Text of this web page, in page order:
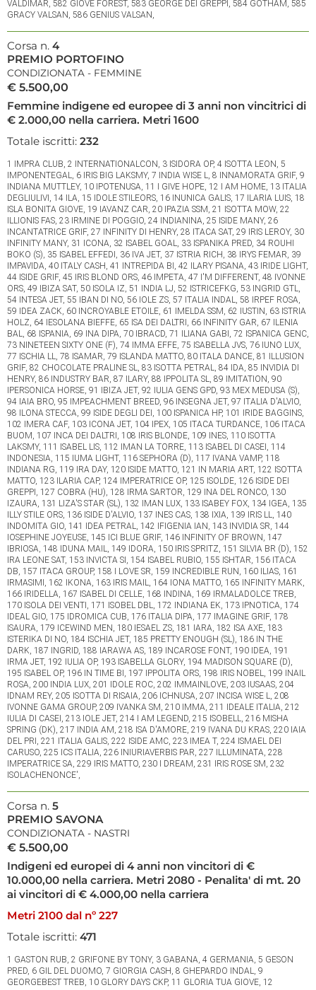
Corsa n. 4
PREMIO PORTOFINO
CONDIZIONATA - FEMMINE
€ 5.500,00
Femmine indigene ed europee di 3 anni non vincitrici di
€ 2.000,00 nella carriera. Metri 1600
Totale iscritti: 232
1 IMPRA CLUB, 2 INTERNATIONALCON, 3 ISIDORA OP, 4 ISOTTA LEON, 5
IMPONENTEGAL, 6 IRIS BIG LAKSMY, 7 INDIA WISE L, 8 INNAMORATA GRIF, 9
INDIANA MUTTLEY, 10 IPOTENUSA, 11 I GIVE HOPE, 12 I AM HOME, 13 ITALIA
DEGLIULIVI, 14 ILA, 15 IDOLE STILEORS, 16 INUNICA GALIS, 17 ILARIA LUIS, 18
ISLA BONITA GIOVE, 19 IAVANZ CAR, 20 IPAZIA SSM, 21 ISOTTA MOW, 22
ILLIONIS FAS, 23 IRMINE DI POGGIO, 24 INDIANINA, 25 ISIDE MANY, 26
INCANTATRICE GRIF, 27 INFINITY DI HENRY, 28 ITACA SAT, 29 IRIS LEROY, 30
INFINITY MANY, 31 ICONA, 32 ISABEL GOAL, 33 ISPANIKA PRED, 34 ROUHI
BOKO (S), 35 ISABEL EFFEDI, 36 IVA JET, 37 ISTRIA RICH, 38 IRYS FEMAR, 39
IMPAVIDA, 40 ITALY CASH, 41 INTREPIDA BI, 42 ILARY PISANA, 43 IRIDE LIGHT,
44 ISIDE GRIF, 45 IRIS BLOND ORS, 46 IMPETA, 47 I'M DIFFERENT, 48 IVONNE
ORS, 49 IBIZA SAT, 50 ISOLA IZ, 51 INDIA LJ, 52 ISTRICEFKG, 53 INGRID GTL,
54 INTESA JET, 55 IBAN DI NO, 56 IOLE ZS, 57 ITALIA INDAL, 58 IRPEF ROSA,
59 IDEA ZACK, 60 INCROYABLE ETOILE, 61 IMELDA SSM, 62 IUSTIN, 63 ISTRIA
HOLZ, 64 IESOLANA BIEFFE, 65 ISA DEI DALTRI, 66 INFINITY GAR, 67 ILENIA
BAL, 68 ISPANIA, 69 INA DIPA, 70 IBRACD, 71 ILIANA GABI, 72 ISPANICA GENC,
73 NINETEEN SIXTY ONE (F), 74 IMMA EFFE, 75 ISABELLA JVS, 76 IUNO LUX,
77 ISCHIA LL, 78 ISAMAR, 79 ISLANDA MATTO, 80 ITALA DANCE, 81 ILLUSION
GRIF, 82 CHOCOLATE PRALINE SL, 83 ISOTTA PETRAL, 84 IDA, 85 INVIDIA DI
HENRY, 86 INDUSTRY BAR, 87 ILARY, 88 IPPOLITA SL, 89 IMITATION, 90
IPERSONICA HORSE, 91 IBIZA JET, 92 IULIA GENS GPD, 93 MEX MEDUSA (S),
94 IAIA BRO, 95 IMPEACHMENT BREED, 96 INSEGNA JET, 97 ITALIA D'ALVIO,
98 ILONA STECCA, 99 ISIDE DEGLI DEI, 100 ISPANICA HP, 101 IRIDE BAGGINS,
102 IMERA CAF, 103 ICONA JET, 104 IPEX, 105 ITACA TURDANCE, 106 ITACA
BUOM, 107 INCA DEI DALTRI, 108 IRIS BLONDE, 109 INES, 110 ISOTTA
LAKSMY, 111 ISABEL LIS, 112 IMAN LA TORRE, 113 ISABEL DI CASEI, 114
INDONESIA, 115 IUMA LIGHT, 116 SEPHORA (D), 117 IVANA VAMP, 118
INDIANA RG, 119 IRA DAY, 120 ISIDE MATTO, 121 IN MARIA ART, 122 ISOTTA
MATTO, 123 ILARIA CAP, 124 IMPERATRICE OP, 125 ISOLDE, 126 ISIDE DEI
GREPPI, 127 COBRA (HU), 128 IRMA SARTOR, 129 INA DEL RONCO, 130
IZAURA, 131 LIZA'S STAR (SL), 132 IMAN LUX, 133 ISABEY FOX, 134 IGEA, 135
ILLY STILE ORS, 136 ISIDE D'ALVIO, 137 INES CAS, 138 IXIA, 139 IRIS LL, 140
INDOMITA GIO, 141 IDEA PETRAL, 142 IFIGENIA IAN, 143 INVIDIA SR, 144
IOSEPHINE JOYEUSE, 145 ICI BLUE GRIF, 146 INFINITY OF BROWN, 147
IBRIOSA, 148 IDUNA MAIL, 149 IDORA, 150 IRIS SPRITZ, 151 SILVIA BR (D), 152
IRA LEONE SAT, 153 INVICTA SI, 154 ISABEL RUBIO, 155 ISHTAR, 156 ITACA
DB, 157 ITACA GROUP, 158 I LOVE SR, 159 INCREDIBLE RUN, 160 ILIAS, 161
IRMASIMI, 162 IKONA, 163 IRIS MAIL, 164 IONA MATTO, 165 INFINITY MARK,
166 IRIDELLA, 167 ISABEL DI CELLE, 168 INDINA, 169 IRMALADOLCE TREB,
170 ISOLA DEI VENTI, 171 ISOBEL DBL, 172 INDIANA EK, 173 IPNOTICA, 174
IDEAL GIO, 175 IDROMICA CUB, 176 ITALIA DIPA, 177 IMAGINE GRIF, 178
ISAURA, 179 ICEWIND MEN, 180 IESAEL ZS, 181 IARA, 182 ISA AXE, 183
ISTERIKA DI NO, 184 ISCHIA JET, 185 PRETTY ENOUGH (SL), 186 IN THE
DARK, 187 INGRID, 188 IARAWA AS, 189 INCAROSE FONT, 190 IDEA, 191
IRMA JET, 192 IULIA OP, 193 ISABELLA GLORY, 194 MADISON SQUARE (D),
195 ISABEL OP, 196 IN TIME BI, 197 IPPOLITA ORS, 198 IRIS NOBEL, 199 INAIL
ROSA, 200 INDIA LUX, 201 IDOLE ROC, 202 IMMAINLOVE, 203 IUSAAS, 204
IDNAM REY, 205 ISOTTA DI RISAIA, 206 ICHNUSA, 207 INCISA WISE L, 208
IVONNE GAMA GROUP, 209 IVANKA SM, 210 IMMA, 211 IDEALE ITALIA, 212
IULIA DI CASEI, 213 IOLE JET, 214 I AM LEGEND, 215 ISOBELL, 216 MISHA
SPRING (DK), 217 INDIA AM, 218 ISA D'AMORE, 219 IVANA DU KRAS, 220 IAIA
DEL PRI, 221 ITALIA GALIS, 222 ISIDE AMC, 223 IMEA T, 224 ISMAEL DEI
CARUSO, 225 ICS ITALIA, 226 INIURIAVERBIS PAR, 227 ILLUMINATA, 228
IMPERATRICE SA, 229 IRIS MATTO, 230 I DREAM, 231 IRIS ROSE SM, 232
ISOLACHENONCE',
Corsa n. 5
PREMIO SAVONA
CONDIZIONATA - NASTRI
€ 5.500,00
Indigeni ed europei di 4 anni non vincitori di €
10.000,00 nella carriera. Metri 2080 - Penalita' di mt. 20
ai vincitori di € 4.000,00 nella carriera
Metri 2100 dal nº 227
Totale iscritti: 471
1 GASTON RUB, 2 GRIFONE BY TONY, 3 GABANA, 4 GERMANIA, 5 GESON
PRED, 6 GIL DEL DUOMO, 7 GIORGIA CASH, 8 GHEPARDO INDAL, 9
GEORGEBEST TREB, 10 GLORY DAYS CKP, 11 GLORIA TUA GIOVE, 12